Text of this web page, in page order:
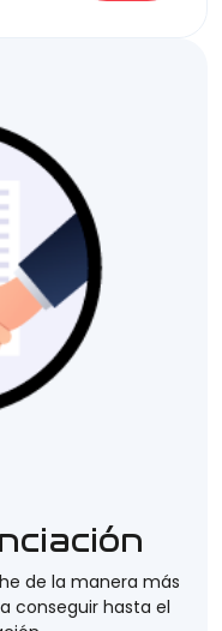
de la manera más
conseguir hasta el